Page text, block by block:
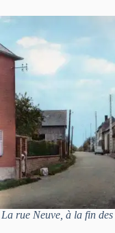
La rue Neuve, à la fin